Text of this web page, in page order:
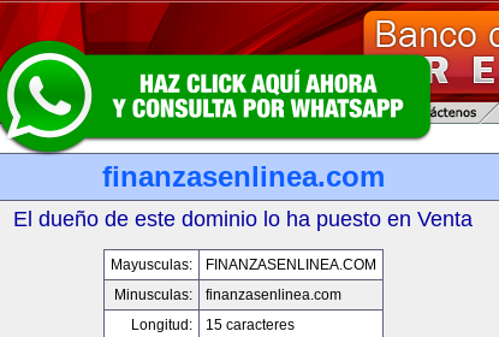
finanzasenlinea.com
El dueño de este dominio lo ha puesto en Venta
Mayusculas:
FINANZASENLINEA.COM
Minusculas:
finanzasenlinea.com
Longitud:
15 caracteres